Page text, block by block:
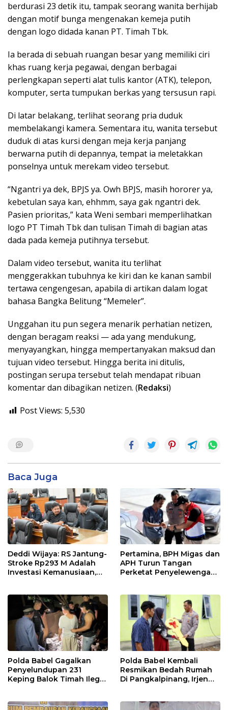
berdurasi 23 detik itu, tampak seorang wanita berhijab
dengan motif bunga mengenakan kemeja putih
dengan logo didada kanan PT. Timah Tbk.
Ia berada di sebuah ruangan besar yang memiliki ciri
khas ruang kerja pegawai, dengan berbagai
perlengkapan seperti alat tulis kantor (ATK), telepon,
komputer, serta tumpukan berkas yang tersusun rapi.
Di latar belakang, terlihat seorang pria duduk
membelakangi kamera. Sementara itu, wanita tersebut
duduk di atas kursi dengan meja kerja panjang
berwarna putih di depannya, tempat ia meletakkan
ponselnya untuk merekam video tersebut.
“Ngantri ya dek, BPJS ya. Owh BPJS, masih hororer ya,
kebetulan saya kan, ehhmm, saya gak ngantri dek.
Pasien prioritas,” kata Weni sembari memperlihatkan
logo PT Timah Tbk dan tulisan Timah di bagian atas
dada pada kemeja putihnya tersebut.
Dalam video tersebut, wanita itu terlihat
menggerakkan tubuhnya ke kiri dan ke kanan sambil
tertawa cengengesan, apabila di artikan dalam logat
bahasa Bangka Belitung “Memeler”.
Unggahan itu pun segera menarik perhatian netizen,
dengan beragam reaksi — ada yang mendukung,
menyayangkan, hingga mempertanyakan maksud dan
tujuan video tersebut. Hingga berita ini ditulis,
postingan serupa tersebut telah mendapat ribuan
komentar dan dibagikan netizen. (Redaksi)
Post Views: 5,530
Baca Juga
Deddi Wijaya: RS Jantung-
Stroke Rp293 M Adalah
Investasi Kemanusiaan,
Pertamina, BPH Migas dan
APH Turun Tangan
Perketat Penyelewengan
Polda Babel Gagalkan
Penyelundupan 231
Keping Balok Timah Ilegal
Polda Babel Kembali
Resmikan Bedah Rumah
Di Pangkalpinang, Irjen